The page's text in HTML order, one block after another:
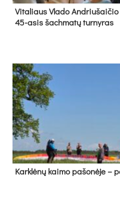
Vi­ta­liaus Vla­do
45-asis šach­ma­tų tur­ny­ras
Kark­lė­nų kai­mo pa­šo­nė­je –